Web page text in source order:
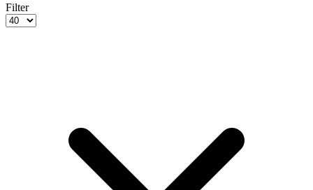
Filter